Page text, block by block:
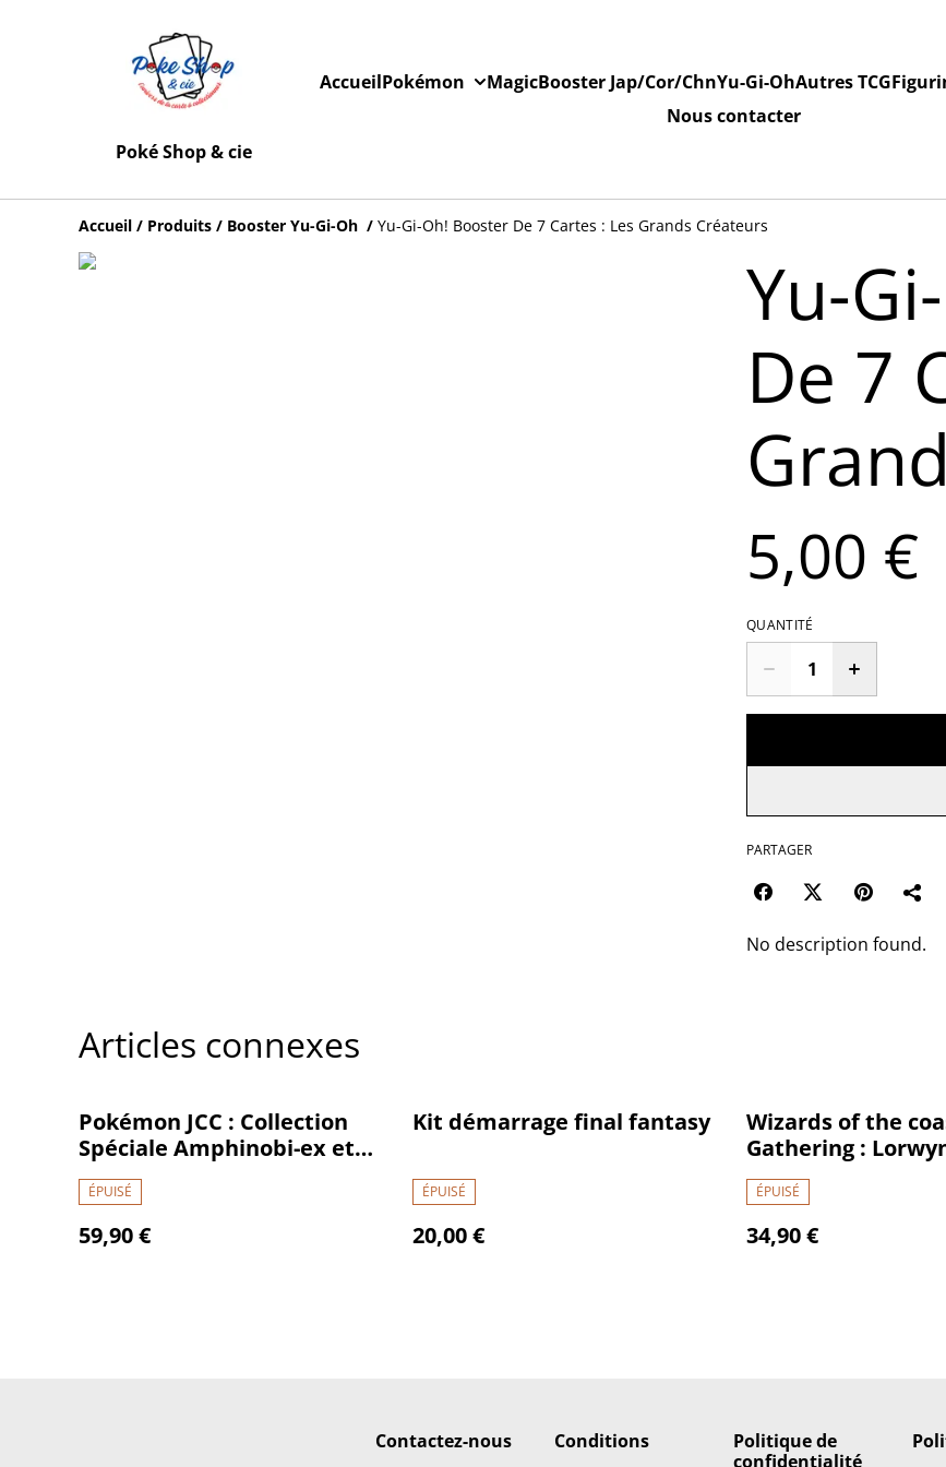
Poké Shop & cie
AccueilPokémon MagicBooster Jap/Cor/ChnYu-Gi-OhAutres TCG
Nous contacter
Accueil / Produits / Booster Yu-Gi-Oh / Yu-Gi-Oh! Booster De 7 Cartes : Les Grands Créateurs
Yu-
De 7
5,00 €
QUANTITÉ
PARTAGER
No description found.
Articles connexes
Pokémon JCC : Collection
Spéciale Amphinobi-ex et
Hyporoi-ex - FR
ÉPUISÉ
59,90 €
Kit démarrage final fantasy
ÉPUISÉ
20,00 €
Wizards of the
Gathering :
Pack D’avant-
ÉPUISÉ
34,90 €
Contactez-nous Conditions
Politique de
confidentialité